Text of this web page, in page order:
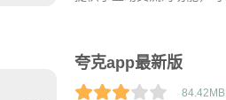
夸克app最新版